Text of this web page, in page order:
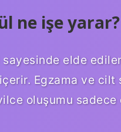
ne işe yarar?
elde
Egzama ve cilt
oluşumu sadece